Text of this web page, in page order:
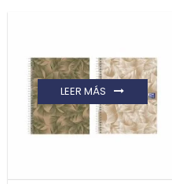
LEER MÁS